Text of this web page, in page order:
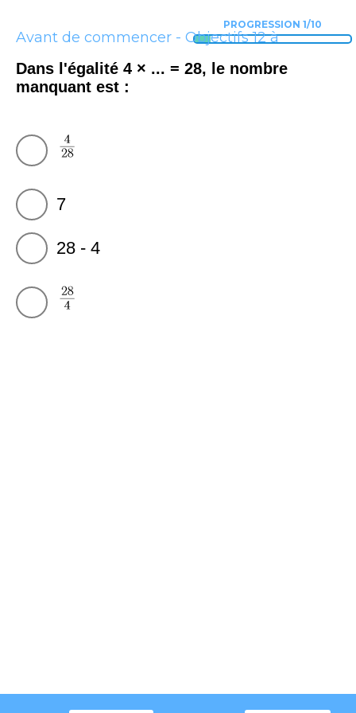
PROGRESSION 1/10
Avant de commencer - Objectifs 12 à
Dans l'égalité 4 × ... = 28, le nombre
manquant est :
7
28 - 4